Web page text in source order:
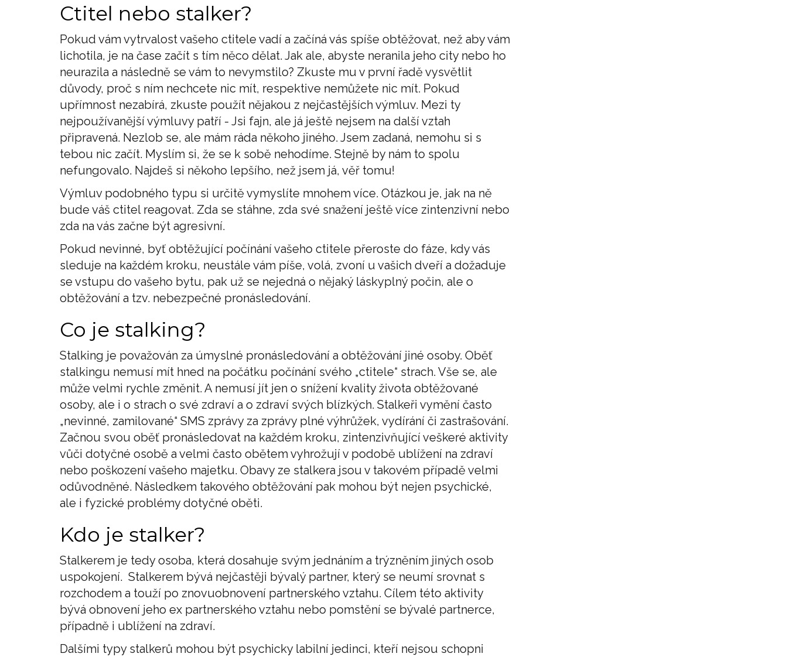
Ctitel nebo stalker?
Pokud vám vytrvalost vašeho ctitele vadí a začíná vás spíše obtěžovat, než aby vám
lichotila, je na čase začít s tím něco dělat. Jak ale, abyste neranila jeho city nebo ho
neurazila a následně se vám to nevymstilo? Zkuste mu v první řadě vysvětlit
důvody, proč s ním nechcete nic mít, respektive nemůžete nic mít. Pokud
upřímnost nezabírá, zkuste použít nějakou z nejčastějších výmluv. Mezi ty
nejpoužívanější výmluvy patří - Jsi fajn, ale já ještě nejsem na další vztah
připravená. Nezlob se, ale mám ráda někoho jiného. Jsem zadaná, nemohu si s
tebou nic začít. Myslím si, že se k sobě nehodíme. Stejně by nám to spolu
nefungovalo. Najdeš si někoho lepšího, než jsem já, věř tomu!
Výmluv podobného typu si určitě vymyslíte mnohem více. Otázkou je, jak na ně
bude váš ctitel reagovat. Zda se stáhne, zda své snažení ještě více zintenzivní nebo
zda na vás začne být agresivní.
Pokud nevinné, byť obtěžující počínání vašeho ctitele přeroste do fáze, kdy vás
sleduje na každém kroku, neustále vám píše, volá, zvoní u vašich dveří a dožaduje
se vstupu do vašeho bytu, pak už se nejedná o nějaký láskyplný počin, ale o
obtěžování a tzv. nebezpečné pronásledování.
Co je stalking?
Stalking je považován za úmyslné pronásledování a obtěžování jiné osoby. Oběť
stalkingu nemusí mít hned na počátku počínání svého „ctitele“ strach. Vše se, ale
může velmi rychle změnit. A nemusí jít jen o snížení kvality života obtěžované
osoby, ale i o strach o své zdraví a o zdraví svých blízkých. Stalkeři vymění často
„nevinné, zamilované“ SMS zprávy za zprávy plné výhrůžek, vydírání či zastrašování.
Začnou svou oběť pronásledovat na každém kroku, zintenzivňující veškeré aktivity
vůči dotyčné osobě a velmi často obětem vyhrožují v podobě ublížení na zdraví
nebo poškození vašeho majetku. Obavy ze stalkera jsou v takovém případě velmi
odůvodněné. Následkem takového obtěžování pak mohou být nejen psychické,
ale i fyzické problémy dotyčné oběti.
Kdo je stalker?
Stalkerem je tedy osoba, která dosahuje svým jednáním a trýzněním jiných osob
uspokojení. Stalkerem bývá nejčastěji bývalý partner, který se neumí srovnat s
rozchodem a touží po znovuobnovení partnerského vztahu. Cílem této aktivity
bývá obnovení jeho ex partnerského vztahu nebo pomstění se bývalé partnerce,
případně i ublížení na zdraví.
Dalšími typy stalkerů mohou být psychicky labilní jedinci, kteří nejsou schopni